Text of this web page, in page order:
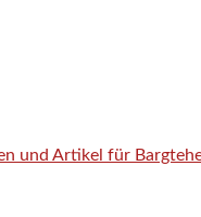
und Artikel für